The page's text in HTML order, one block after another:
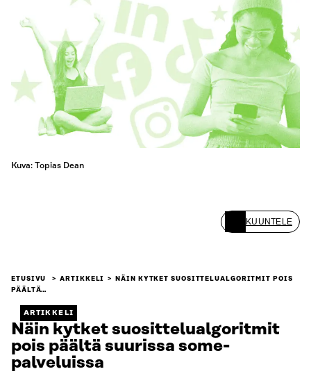
Kuva: Topias Dean
KUUNTELE
ETUSIVU ARTIKKELI
NÄIN KYTKET SUOSITTELUALGORITMIT POIS
PÄÄLTÄ…
ARTIKKELI
Näin kytket suosittelualgoritmit
pois päältä suurissa some-
palveluissa